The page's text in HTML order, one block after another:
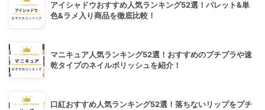
アイシャドウおすすめ人気ランキング52選！パレット&単
色&ラメ入り商品を徹底比較！
マニキュア人気ランキング52選！おすすめのプチプラや速
乾タイプのネイルポリッシュを紹介！
口紅おすすめ人気ランキング52選！落ちないリップをプチ